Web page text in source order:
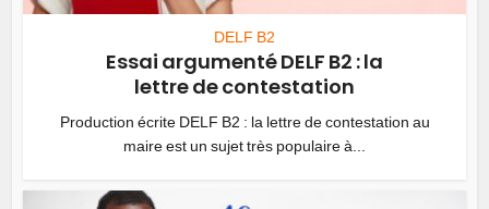
DELF B2
Essai argumenté DELF B2 : la
lettre de contestation
Production écrite DELF B2 : la lettre de contestation au
maire est un sujet très populaire à...